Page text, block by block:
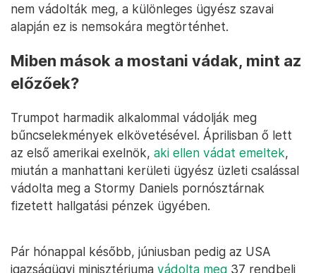
nem vádolták meg, a különleges ügyész szavai
alapján ez is nemsokára megtörténhet.
Miben mások a mostani vádak, mint az
előzőek?
Trumpot harmadik alkalommal vádolják meg
bűncselekmények elkövetésével. Áprilisban ő lett
az első amerikai exelnök, aki ellen vádat emeltek,
miután a manhattani kerületi ügyész üzleti csalással
vádolta meg a Stormy Daniels pornósztárnak
fizetett hallgatási pénzek ügyében.
Pár hónappal később, júniusban pedig az USA
igazságügyi minisztériuma vádolta meg 37 rendbeli